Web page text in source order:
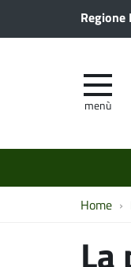
Regione
menù
Home
La